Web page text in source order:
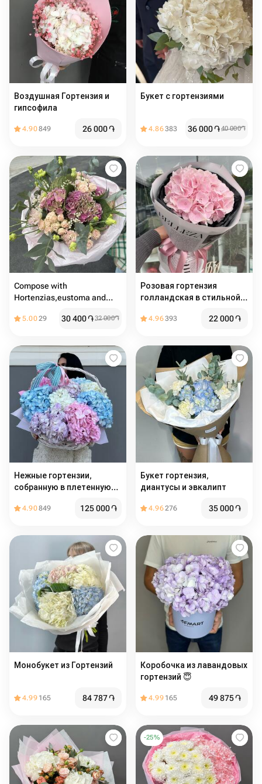
Воздушная Гортензия и
гипсофила
4.90849 26 000֏
Букет с гортензиями
4.86383 36 000֏40 000֏
Compose with
Hortenzias,eustoma and
eucalyptus
5.0029 30 400֏32 000֏
Розовая гортензия
голландская в стильной
4.96393 22 000֏
Нежные гортензии,
собранную в плетенную
4.90849 125 000֏
Букет гортензия,
диантусы и эвкалипт
4.96276 35 000֏
Монобукет из Гортензий
4.99 165 84 787֏
Коробочка из лавандовых
гортензий 😇
4.99 165 49 875֏
-25%